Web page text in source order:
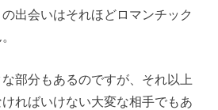
出会いはそれほどロマンチック
部分もあるのですが、それ以上
ればいけない大変な相手でもあ